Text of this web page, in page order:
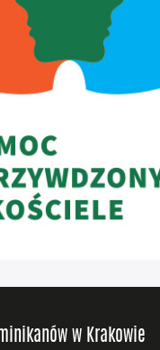
w Krakowie